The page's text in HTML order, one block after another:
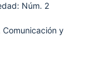
Núm. 2
Comunicación y